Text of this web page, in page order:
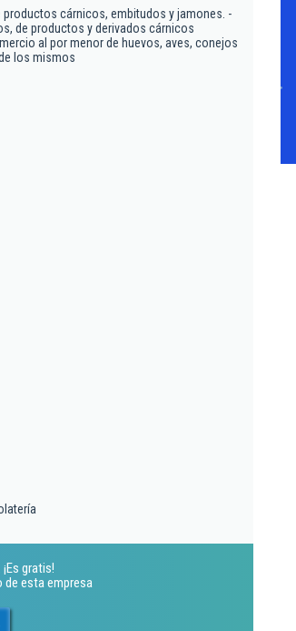
cárnicos, embitudos y jamones. -
de productos y derivados cárnicos
al por menor de huevos, aves, conejos
los mismos
gratis!
de esta empresa